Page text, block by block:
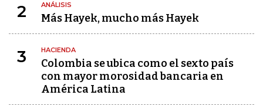
2 ANÁLISIS
Más Hayek, mucho más Hayek
3 HACIENDA
Colombia se ubica como el sexto país
con mayor morosidad bancaria en
América Latina